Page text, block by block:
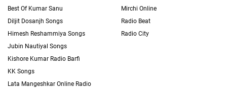
Best Of Kumar Sanu
Diljit Dosanjh Songs
Himesh Reshammiya Songs
Jubin Nautiyal Songs
Kishore Kumar Radio Barfi
KK Songs
Lata Mangeshkar Online Radio
Mirchi Online
Radio Beat
Radio City